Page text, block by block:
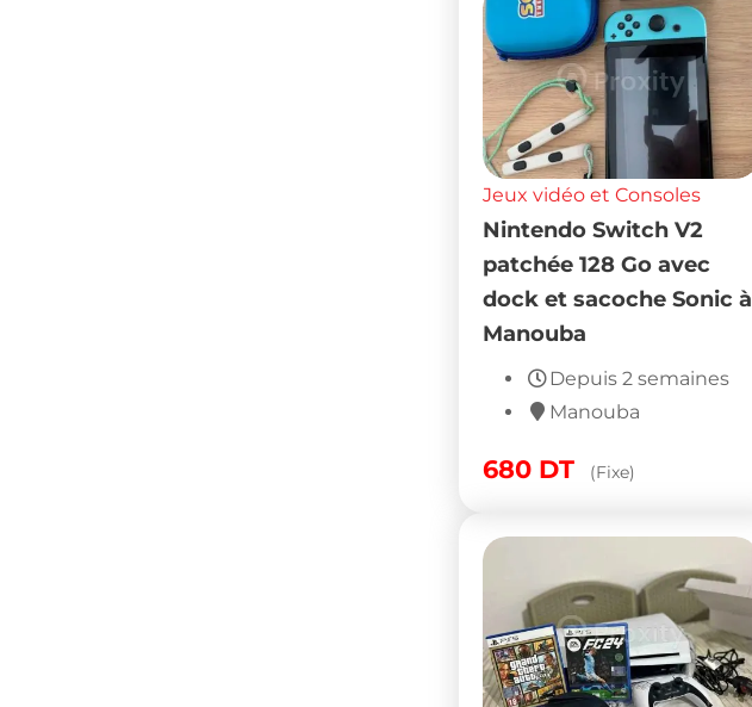
Jeux vidéo et Consoles
Nintendo Switch V2
patchée 128 Go avec
dock et sacoche Sonic à
Manouba
Depuis 2 semaines
Manouba
680 DT (Fixe)